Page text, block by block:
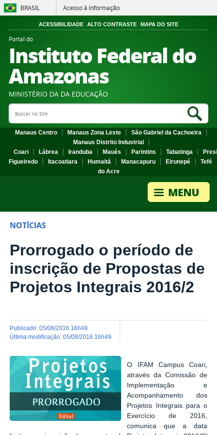
BRASIL Acesso à informação
ACESSIBILIDADE ALTO CONTRASTE MAPA DO SITE
Portal do
Instituto Federal do
Amazonas
MINISTÉRIO DA DA EDUCAÇÃO
Search Site
Manaus Centro Manaus Zona Leste
São Gabriel da Cachoeira
Manaus Distrito Industrial
Coari
Lábrea Iranduba Maués Parintins Tabatinga
Figueiredo
Itacoatiara Humaitá Manacapuru Eirunepé
Tefé
do Acre
NOTÍCIAS
Prorrogado o período de
inscrição de Propostas de
Projetos Integrais 2016/2
publicado: 05/08/2016 16h49
última modificação: 05/08/2016 16h49
O IFAM Campus Coari,
através daComissão de
Implementação e
Acompanhamento dos
Projetos Integrais para o
Exercício de 2016,
comunica que a data